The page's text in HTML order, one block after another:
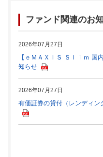
ファンド関連のお
2026年07月27日
【ｅＭＡＸＩＳ Ｓｌｉｍ 国
知らせ
2026年07月27日
有価証券の貸付（レンディ